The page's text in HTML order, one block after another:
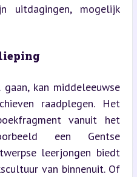
uitdagingen, mogelijk
kan middeleeuwse
raadplegen. Het
vanuit het
een Gentse
leerjongen biedt
van binnenuit. Of